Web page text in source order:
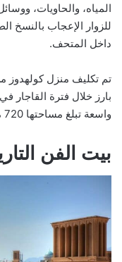
المياه، والحاويات،
للزوار الإعجاب بالنسخ
داخل المتحف.
تم تكليف منزل كولهدوز
واسعة تبلغ مساحتها 720 مترًا مربعًا.
بيت الفن